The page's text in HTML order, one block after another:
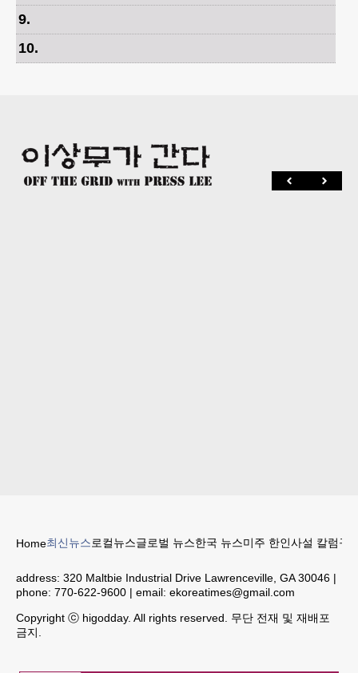
9.
10.
Home최신뉴스로컬뉴스글로벌 뉴스한국 뉴스미주 한인사설 칼럼구
address: 320 Maltbie Industrial Drive Lawrenceville, GA 30046 |
phone: 770-622-9600 | email: ekoreatimes@gmail.com
Copyright ⓒ higodday. All rights reserved. 무단 전재 및 재배포
금지.